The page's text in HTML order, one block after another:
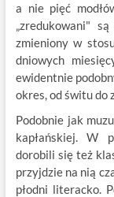
a nie pięć
„zredukowani"
zmieniony w
dniowych
ewidentnie
okres, od świtu do
Podobnie jak
kapłańskiej. W
dorobili się też
przyjdzie na nią
płodni literacko.